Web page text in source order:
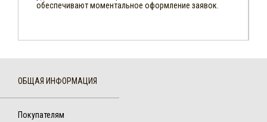
обеспечивают моментальное оформление заявок.
ОБЩАЯ ИНФОРМАЦИЯ
Покупателям